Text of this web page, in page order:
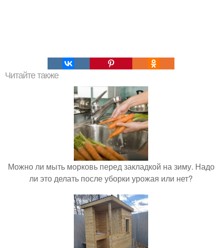
Читайте также
Можно ли мыть морковь перед закладкой на зиму. Надо
ли это делать после уборки урожая или нет?